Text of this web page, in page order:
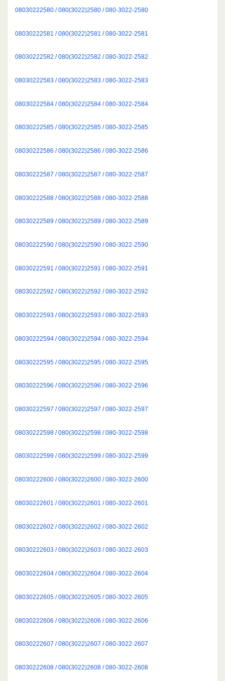
08030222580 / 080(3022)2580 / 080-3022-2580
08030222581 / 080(3022)2581 / 080-3022-2581
08030222582 / 080(3022)2582 / 080-3022-2582
08030222583 / 080(3022)2583 / 080-3022-2583
08030222584 / 080(3022)2584 / 080-3022-2584
08030222585 / 080(3022)2585 / 080-3022-2585
08030222586 / 080(3022)2586 / 080-3022-2586
08030222587 / 080(3022)2587 / 080-3022-2587
08030222588 / 080(3022)2588 / 080-3022-2588
08030222589 / 080(3022)2589 / 080-3022-2589
08030222590 / 080(3022)2590 / 080-3022-2590
08030222591 / 080(3022)2591 / 080-3022-2591
08030222592 / 080(3022)2592 / 080-3022-2592
08030222593 / 080(3022)2593 / 080-3022-2593
08030222594 / 080(3022)2594 / 080-3022-2594
08030222595 / 080(3022)2595 / 080-3022-2595
08030222596 / 080(3022)2596 / 080-3022-2596
08030222597 / 080(3022)2597 / 080-3022-2597
08030222598 / 080(3022)2598 / 080-3022-2598
08030222599 / 080(3022)2599 / 080-3022-2599
08030222600 / 080(3022)2600 / 080-3022-2600
08030222601 / 080(3022)2601 / 080-3022-2601
08030222602 / 080(3022)2602 / 080-3022-2602
08030222603 / 080(3022)2603 / 080-3022-2603
08030222604 / 080(3022)2604 / 080-3022-2604
08030222605 / 080(3022)2605 / 080-3022-2605
08030222606 / 080(3022)2606 / 080-3022-2606
08030222607 / 080(3022)2607 / 080-3022-2607
08030222608 / 080(3022)2608 / 080-3022-2608